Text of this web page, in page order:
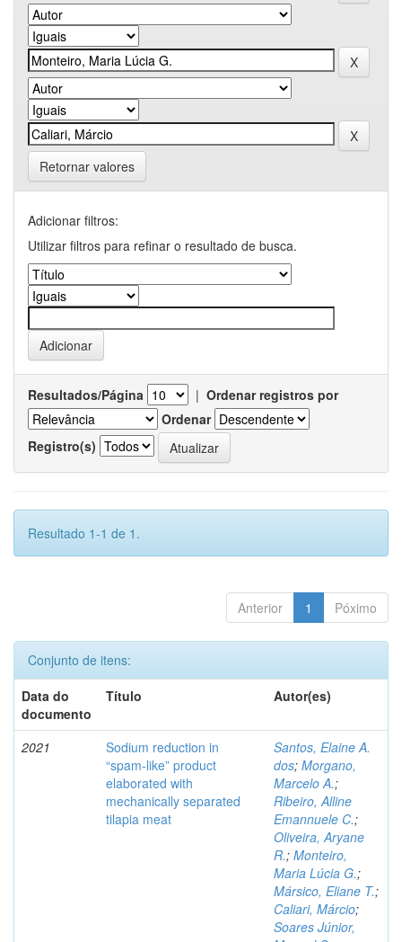
Retornar valores
Adicionar filtros:
Utilizar filtros para refinar o resultado de busca.
Resultados/Página | Ordenar registros por
Ordenar
Registro(s)
Resultado 1-1 de 1.
Anterior 1 Póximo
Conjunto de itens:
Data do
documento
Título Autor(es)
2021
Sodium reduction in
“spam-like” product
elaborated with
mechanically separated
tilapia meat
Santos, Elaine A.
dos; Morgano,
Marcelo A.;
Ribeiro, Alline
Emannuele C.;
Oliveira, Aryane
R.; Monteiro,
Maria Lúcia G.;
Mársico, Eliane T.;
Caliari, Márcio;
Soares Júnior,